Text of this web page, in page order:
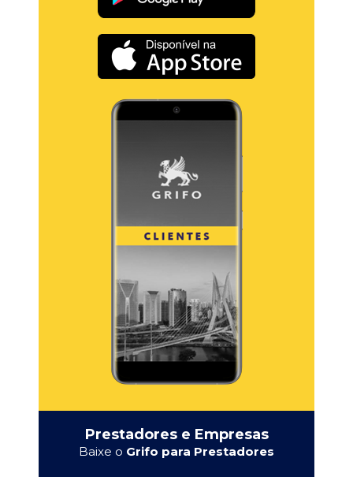
Prestadores e Empresas
Baixe o Grifo para Prestadores